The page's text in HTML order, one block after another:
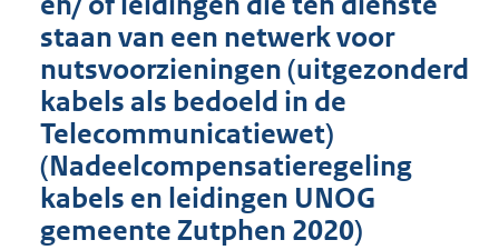
staan van een netwerk voor
nutsvoorzieningen (uitgezonderd
kabels als bedoeld in de
Telecommunicatiewet)
(Nadeelcompensatieregeling
kabels en leidingen UNOG
gemeente Zutphen 2020)